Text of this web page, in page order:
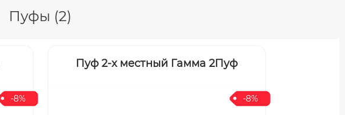
Пуфы (2)
-8%
Пуф 2-х местный Гамма 2Пуф
-8%